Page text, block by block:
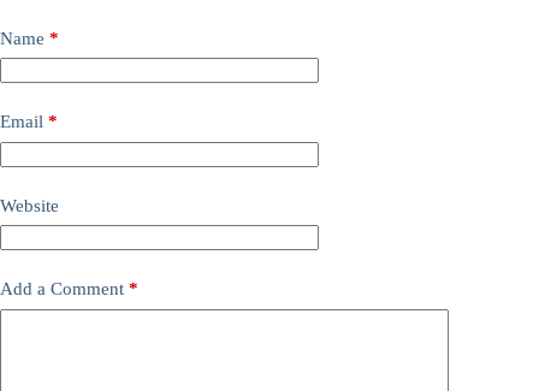
Name *
Email *
Website
Add a Comment *